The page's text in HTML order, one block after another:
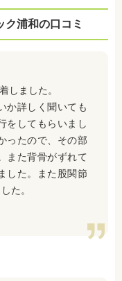
ク浦和の口コミ
しました。
か詳しく聞いても
をしてもらいまし
ったので、その部
また背骨がずれて
した。また股関節
た。